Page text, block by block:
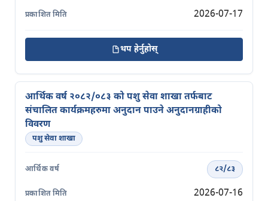
2026-07-17
थप हेर्नुहोस्
आर्थिक वर्ष २०८२/०८३ को पशु सेवा शाखा तर्फबाट
संचालित कार्यक्रमहरुमा अनुदान पाउने अनुदानग्राहीको
विवरण
पशु सेवा शाखा
८२/८३
2026-07-16